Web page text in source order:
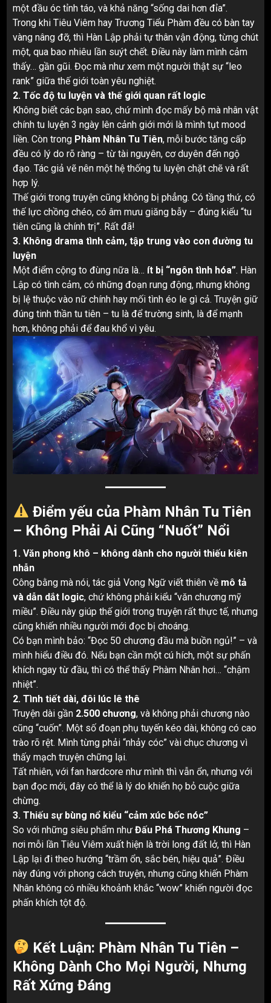
một đầu óc tỉnh táo, và khả năng “sống dai hơn đỉa”.
Trong khi Tiêu Viêm hay Trương Tiểu Phàm đều có bàn tay
vàng nâng đỡ, thì Hàn Lập phải tự thân vận động, từng chút
một, qua bao nhiêu lần suýt chết. Điều này làm mình cảm
thấy… gần gũi. Đọc mà như xem một người thật sự “leo
rank” giữa thế giới toàn yêu nghiệt.
2. Tốc độ tu luyện và thế giới quan rất logic
Không biết các bạn sao, chứ mình đọc mấy bộ mà nhân vật
chính tu luyện 3 ngày lên cảnh giới mới là mình tụt mood
liền. Còn trong Phàm Nhân Tu Tiên, mỗi bước tăng cấp
đều có lý do rõ ràng – từ tài nguyên, cơ duyên đến ngộ
đạo. Tác giả vẽ nên một hệ thống tu luyện chặt chẽ và rất
hợp lý.
Thế giới trong truyện cũng không bị phẳng. Có tầng thứ, có
thế lực chồng chéo, có âm mưu giăng bẫy – đúng kiểu “tu
tiên cũng là chính trị”. Rất đã!
3. Không drama tình cảm, tập trung vào con đường tu
luyện
Một điểm cộng to đùng nữa là… ít bị “ngôn tình hóa”. Hàn
Lập có tình cảm, có những đoạn rung động, nhưng không
bị lệ thuộc vào nữ chính hay mối tình éo le gì cả. Truyện giữ
đúng tinh thần tu tiên – tu là để trường sinh, là để mạnh
hơn, không phải để đau khổ vì yêu.
Điểm yếu của Phàm Nhân Tu Tiên
– Không Phải Ai Cũng “Nuốt” Nổi
1. Văn phong khô – không dành cho người thiếu kiên
nhẫn
Công bằng mà nói, tác giả Vong Ngữ viết thiên về mô tả
và dẫn dắt logic, chứ không phải kiểu “văn chương mỹ
miều”. Điều này giúp thế giới trong truyện rất thực tế, nhưng
cũng khiến nhiều người mới đọc bị choáng.
Có bạn mình bảo: “Đọc 50 chương đầu mà buồn ngủ!” – và
mình hiểu điều đó. Nếu bạn cần một cú hích, một sự phấn
khích ngay từ đầu, thì có thể thấy Phàm Nhân hơi… “chậm
nhiệt”.
2. Tình tiết dài, đôi lúc lê thê
Truyện dài gần 2.500 chương, và không phải chương nào
cũng “cuốn”. Một số đoạn phụ tuyến kéo dài, không có cao
trào rõ rệt. Mình từng phải “nhảy cóc” vài chục chương vì
thấy mạch truyện chững lại.
Tất nhiên, với fan hardcore như mình thì vẫn ổn, nhưng với
bạn đọc mới, đây có thể là lý do khiến họ bỏ cuộc giữa
chừng.
3. Thiếu sự bùng nổ kiểu “cảm xúc bốc nóc”
So với những siêu phẩm như Đấu Phá Thương Khung –
nơi mỗi lần Tiêu Viêm xuất hiện là trời long đất lở, thì Hàn
Lập lại đi theo hướng “trầm ổn, sắc bén, hiệu quả”. Điều
này đúng với phong cách truyện, nhưng cũng khiến Phàm
Nhân không có nhiều khoảnh khắc “wow” khiến người đọc
phấn khích tột độ.
Kết Luận: Phàm Nhân Tu Tiên –
Không Dành Cho Mọi Người, Nhưng
Rất Xứng Đáng